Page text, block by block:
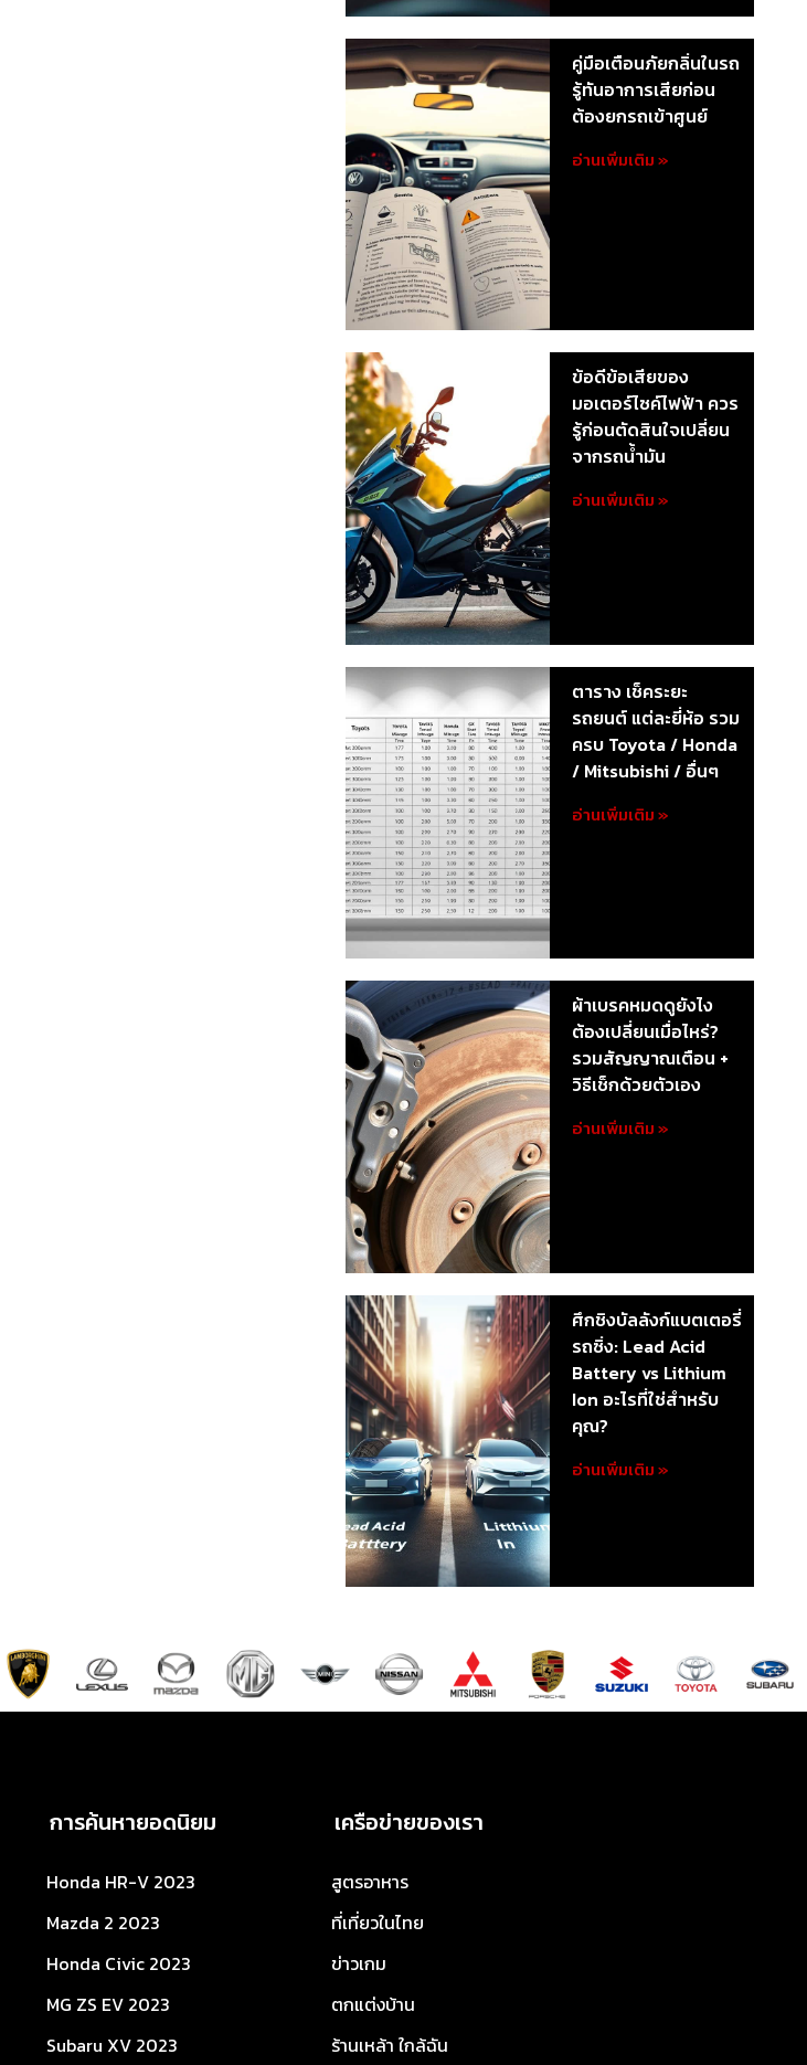
คู่มือเตือนภัยกลิ่นในรถ
รู้ทันอาการเสียก่อน
ต้องยกรถเข้าศูนย์
อ่านเพิ่มเติม »
ข้อดีข้อเสียของ
มอเตอร์ไซค์ไฟฟ้า ควร
รู้ก่อนตัดสินใจเปลี่ยน
จากรถน้ำมัน
อ่านเพิ่มเติม »
ตาราง เช็คระยะ
รถยนต์ แต่ละยี่ห้อ รวม
ครบ Toyota / Honda
/ Mitsubishi / อื่นๆ
อ่านเพิ่มเติม »
ผ้าเบรคหมดดูยังไง
ต้องเปลี่ยนเมื่อไหร่?
รวมสัญญาณเตือน +
วิธีเช็กด้วยตัวเอง
อ่านเพิ่มเติม »
ศึกชิงบัลลังก์แบตเตอรี่
รถซิ่ง: Lead Acid
Battery vs Lithium
Ion อะไรที่ใช่สำหรับ
คุณ?
อ่านเพิ่มเติม »
การค้นหายอดนิยม
Honda HR-V 2023
Mazda 2 2023
Honda Civic 2023
MG ZS EV 2023
Subaru XV 2023
เครือข่ายของเรา
สูตรอาหาร
ที่เที่ยวในไทย
ข่าวเกม
ตกแต่งบ้าน
ร้านเหล้า ใกล้ฉัน